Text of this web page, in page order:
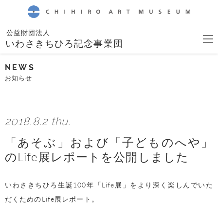
公益財団法人
いわさきちひろ記念事業団
NEWS
お知らせ
2018.8.2 thu.
「あそぶ」および「子どものへや」
のLife展レポートを公開しました
いわさきちひろ生誕100年「Life展」をより深く楽しんでいた
だくためのLife展レポート。